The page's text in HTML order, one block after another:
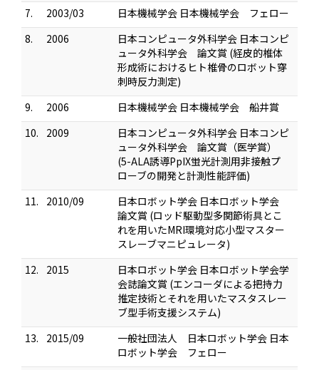
7.
2003/03
日本機械学会 日本機械学会 フェロー
8.
2006
日本コンピュータ外科学会 日本コンピ
ュータ外科学会 論文賞 (経皮的椎体
形成術におけるヒト椎骨のロボット穿
刺時反力測定)
9.
2006
日本機械学会 日本機械学会 船井賞
10.
2009
日本コンピュータ外科学会 日本コンピ
ュータ外科学会 論文賞（医学賞）
(5-ALA誘導PpIX蛍光計測用非接触プ
ローブの開発と計測性能評価)
11.
2010/09
日本ロボット学会 日本ロボット学会
論文賞 (ロッド駆動型多関節術具とこ
れを用いたMRI環境対応小型マスター
スレーブマニピュレータ)
12.
2015
日本ロボット学会 日本ロボット学会学
会誌論文賞 (エンコーダによる把持力
推定技術とそれを用いたマスタスレー
ブ型手術支援システム)
13.
2015/09
一般社団法人 日本ロボット学会 日本
ロボット学会 フェロー